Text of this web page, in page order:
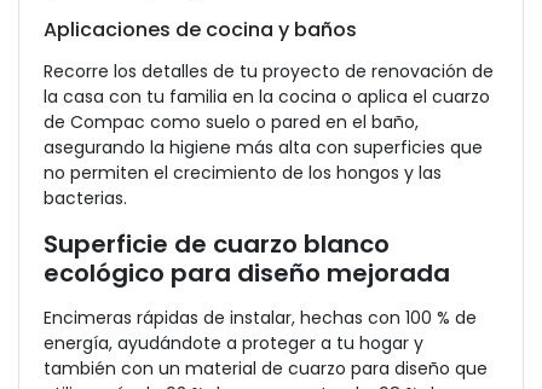
Aplicaciones de cocina y baños
Recorre los detalles de tu proyecto de renovación de
la casa con tu familia en la cocina o aplica el cuarzo
de Compac como suelo o pared en el baño,
asegurando la higiene más alta con superficies que
no permiten el crecimiento de los hongos y las
bacterias.
Superficie de cuarzo blanco
ecológico para diseño mejorada
Encimeras rápidas de instalar, hechas con 100 % de
energía, ayudándote a proteger a tu hogar y
también con un material de cuarzo para diseño que